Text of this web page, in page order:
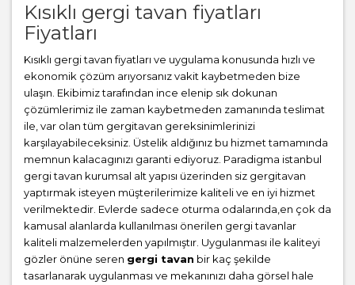
Kısıklı gergi tavan fiyatları
Fiyatları
Kısıklı gergi tavan fiyatları ve uygulama konusunda hızlı ve
ekonomik çözüm arıyorsanız vakit kaybetmeden bize
ulaşın. Ekibimiz tarafından ince elenip sık dokunan
çözümlerimiz ile zaman kaybetmeden zamanında teslimat
ile, var olan tüm gergitavan gereksinimlerinizi
karşılayabileceksiniz. Üstelik aldığınız bu hizmet tamamında
memnun kalacagınızı garanti ediyoruz. Paradigma istanbul
gergi tavan kurumsal alt yapısı üzerinden siz gergitavan
yaptırmak isteyen müşterilerimize kaliteli ve en iyi hizmet
verilmektedir. Evlerde sadece oturma odalarında,en çok da
kamusal alanlarda kullanılması önerilen gergi tavanlar
kaliteli malzemelerden yapılmıştır. Uygulanması ile kaliteyi
gözler önüne seren gergi tavan bir kaç şekilde
tasarlanarak uygulanması ve mekanınızı daha görsel hale